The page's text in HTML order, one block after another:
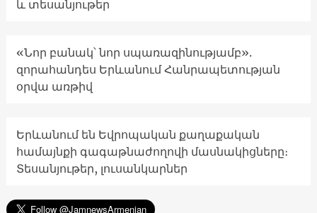
և տեսանյութեր
«Նոր բանակ՝ նոր սպառազինությամբ».
զորահանդես Երևանում Հանրապետության
օրվա առթիվ
Երևանում են Եվրոպական քաղաքական
համայնքի գագաթնաժողովի մասնակիցները։
Տեսանյութեր, լուսանկարներ